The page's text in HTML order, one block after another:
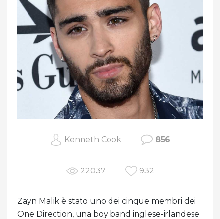
Kenneth Cook 856
22037 932
Zayn Malik è stato uno dei cinque membri dei
One Direction, una boy band inglese-irlandese